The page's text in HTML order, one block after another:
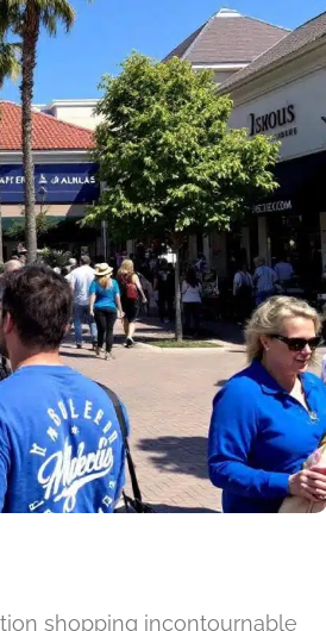
shopping incontournable